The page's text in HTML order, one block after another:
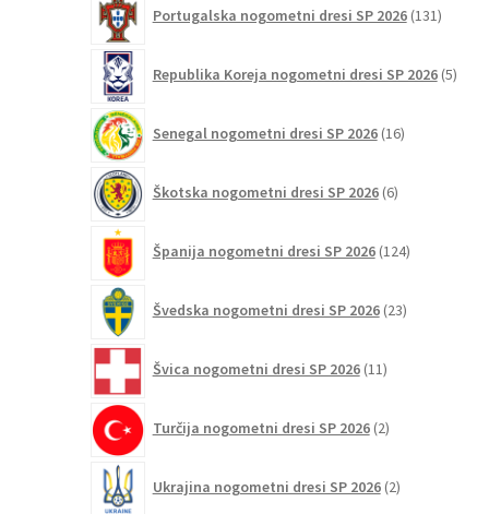
Portugalska nogometni dresi SP 2026 131
Republika Koreja nogometni dresi SP 2026 5
Senegal nogometni dresi SP 2026 16izdelkov
Škotska nogometni dresi SP 2026 6izdelkov
Španija nogometni dresi SP 2026 124izdelkov
Švedska nogometni dresi SP 2026 23izdelkov
Švica nogometni dresi SP 2026 11izdelkov
Turčija nogometni dresi SP 2026 2izdelka
Ukrajina nogometni dresi SP 2026 2izdelka